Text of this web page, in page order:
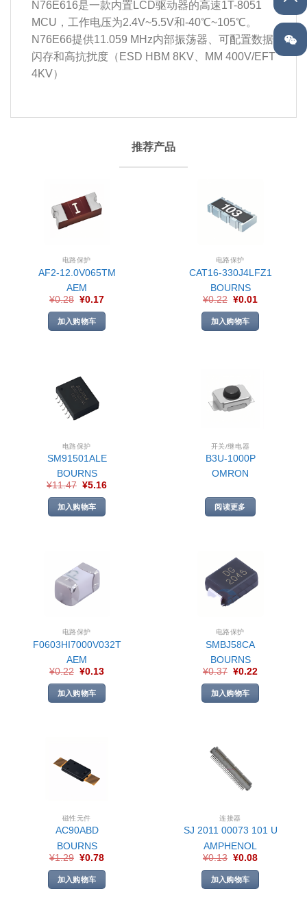
N76E616是一款内置LCD驱动器的高速1T-8051
MCU，工作电压为2.4V~5.5V和-40℃~105℃。
N76E66提供11.059 MHz内部振荡器、可配置数据
闪存和高抗扰度（ESD HBM 8KV、MM 400V/EFT
4KV）
推荐产品
电路保护
AF2-12.0V065TM
AEM
¥0.28 ¥0.17
加入购物车
电路保护
CAT16-330J4LFZ1
BOURNS
¥0.22 ¥0.01
加入购物车
电路保护
SM91501ALE
BOURNS
¥11.47 ¥5.16
加入购物车
开关/继电器
B3U-1000P
OMRON
阅读更多
电路保护
F0603HI7000V032T
AEM
¥0.22 ¥0.13
加入购物车
电路保护
SMBJ58CA
BOURNS
¥0.37 ¥0.22
加入购物车
磁性元件
AC90ABD
BOURNS
¥1.29 ¥0.78
加入购物车
连接器
SJ 2011 00073 101 U
AMPHENOL
¥0.13 ¥0.08
加入购物车